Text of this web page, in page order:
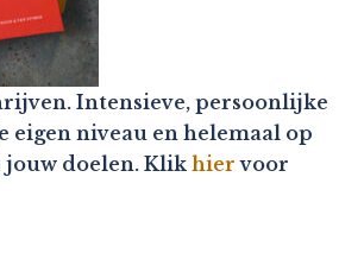
Intensieve, persoonlijke
eigen niveau en helemaal op
jouw doelen. Klik hier voor